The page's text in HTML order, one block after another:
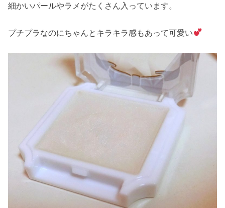
細かいパールやラメがたくさん入っています。
プチプラなのにちゃんとキラキラ感もあって可愛い